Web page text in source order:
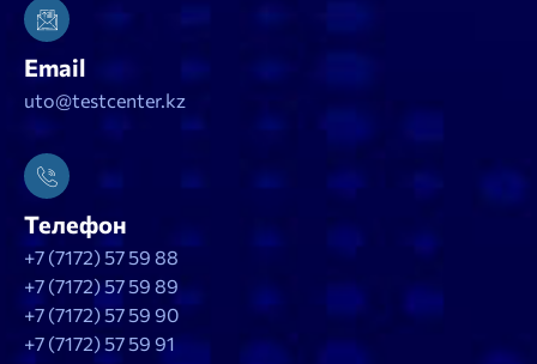
Email
uto@testcenter.kz
Телефон
+7 (7172) 57 59 88
+7 (7172) 57 59 89
+7 (7172) 57 59 90
+7 (7172) 57 59 91